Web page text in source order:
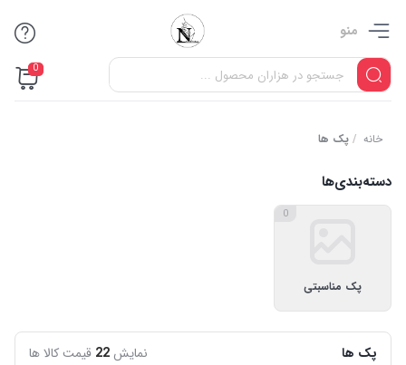
منو
0
خانه / پک ها
دسته‌بندی‌ها
پک مناسبتی
0
پک ها نمایش 22 قیمت کالا ها